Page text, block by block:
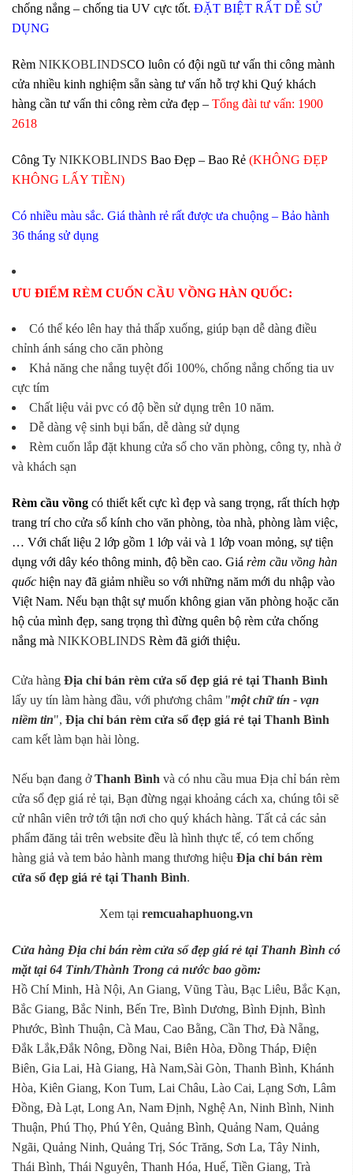
chống nắng – chống tia UV cực tốt. ĐẶT BIỆT RẤT DỄ SỬ
DỤNG
Rèm NIKKOBLINDSCO luôn có đội ngũ tư vấn thi công mành
cửa nhiều kinh nghiệm sẵn sàng tư vấn hỗ trợ khi Quý khách
hàng cần tư vấn thi công rèm cửa đẹp – Tổng đài tư vấn: 1900
2618
Công Ty NIKKOBLINDS Bao Đẹp – Bao Rẻ (KHÔNG ĐẸP
KHÔNG LẤY TIỀN)
Có nhiều màu sắc. Giá thành rẻ rất được ưa chuộng – Bảo hành
36 tháng sử dụng
ƯU ĐIỂM RÈM CUỐN CẦU VỒNG HÀN QUỐC:
Có thể kéo lên hay thả thấp xuống, giúp bạn dễ dàng điều
chỉnh ánh sáng cho căn phòng
Khả năng che nắng tuyệt đối 100%, chống nắng chống tia uv
cực tím
Chất liệu vải pvc có độ bền sử dụng trên 10 năm.
Dễ dàng vệ sinh bụi bẩn, dễ dàng sử dụng
Rèm cuốn lắp đặt khung cửa sổ cho văn phòng, công ty, nhà ở
và khách sạn
Rèm cầu vồng có thiết kết cực kì đẹp và sang trọng, rất thích hợp
trang trí cho cửa sổ kính cho văn phòng, tòa nhà, phòng làm việc,
… Với chất liệu 2 lớp gồm 1 lớp vải và 1 lớp voan mỏng, sự tiện
dụng với dây kéo thông minh, độ bền cao. Giá rèm cầu vồng hàn
quốc hiện nay đã giảm nhiều so với những năm mới du nhập vào
Việt Nam. Nếu bạn thật sự muốn không gian văn phòng hoặc căn
hộ của mình đẹp, sang trọng thì đừng quên bộ rèm cửa chống
nắng mà NIKKOBLINDS Rèm đã giới thiệu.
Cửa hàng Địa chỉ bán rèm cửa sổ đẹp giá rẻ tại Thanh Bình
lấy uy tín làm hàng đầu, với phương châm "một chữ tín - vạn
niềm tin", Địa chỉ bán rèm cửa sổ đẹp giá rẻ tại Thanh Bình
cam kết làm bạn hài lòng.
Nếu bạn đang ởThanh Bình và có nhu cầu mua Địa chỉ bán rèm
cửa sổ đẹp giá rẻ tại, Bạn đừng ngại khoảng cách xa, chúng tôi sẽ
cử nhân viên trở tới tận nơi cho quý khách hàng. Tất cả các sản
phẩm đăng tải trên website đều là hình thực tế, có tem chống
hàng giả và tem bảo hành mang thương hiệu Địa chỉ bán rèm
cửa sổ đẹp giá rẻ tại Thanh Bình.
Xem tại remcuahaphuong.vn
Cửa hàng Địa chỉ bán rèm cửa sổ đẹp giá rẻ tại Thanh Bình có
mặt tại 64 Tỉnh/Thành Trong cả nước bao gồm:
Hồ Chí Minh, Hà Nội, An Giang, Vũng Tàu, Bạc Liêu, Bắc Kạn,
Bắc Giang, Bắc Ninh, Bến Tre, Bình Dương, Bình Định, Bình
Phước, Bình Thuận, Cà Mau, Cao Bằng, Cần Thơ, Đà Nẵng,
Đắk Lắk,Đắk Nông, Đồng Nai, Biên Hòa, Đồng Tháp, Điện
Biên, Gia Lai, Hà Giang, Hà Nam,Sài Gòn, Thanh Bình, Khánh
Hòa, Kiên Giang, Kon Tum, Lai Châu, Lào Cai, Lạng Sơn, Lâm
Đồng, Đà Lạt, Long An, Nam Định, Nghệ An, Ninh Bình, Ninh
Thuận, Phú Thọ, Phú Yên, Quảng Bình, Quảng Nam, Quảng
Ngãi, Quảng Ninh, Quảng Trị, Sóc Trăng, Sơn La, Tây Ninh,
Thái Bình, Thái Nguyên, Thanh Hóa, Huế, Tiền Giang, Trà